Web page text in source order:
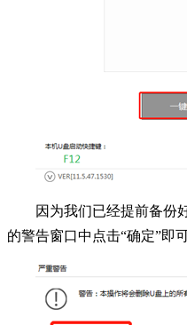
因为我们已经提前备份
的警告窗口中点击“确定”即可